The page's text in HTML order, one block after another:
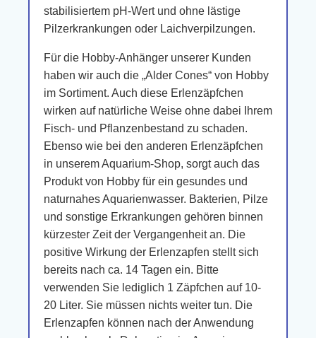
stabilisiertem pH-Wert und ohne lästige
Pilzerkrankungen oder Laichverpilzungen.
Für die Hobby-Anhänger unserer Kunden
haben wir auch die „Alder Cones“ von Hobby
im Sortiment. Auch diese Erlenzäpfchen
wirken auf natürliche Weise ohne dabei Ihrem
Fisch- und Pflanzenbestand zu schaden.
Ebenso wie bei den anderen Erlenzäpfchen
in unserem Aquarium-Shop, sorgt auch das
Produkt von Hobby für ein gesundes und
naturnahes Aquarienwasser. Bakterien, Pilze
und sonstige Erkrankungen gehören binnen
kürzester Zeit der Vergangenheit an. Die
positive Wirkung der Erlenzapfen stellt sich
bereits nach ca. 14 Tagen ein. Bitte
verwenden Sie lediglich 1 Zäpfchen auf 10-
20 Liter. Sie müssen nichts weiter tun. Die
Erlenzapfen können nach der Anwendung